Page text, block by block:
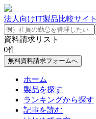
法人向けIT製品比較サイト
資料請求リスト
0件
無料資料請求フォームへ
ホーム
製品を探す
ランキングから探す
記事を読む